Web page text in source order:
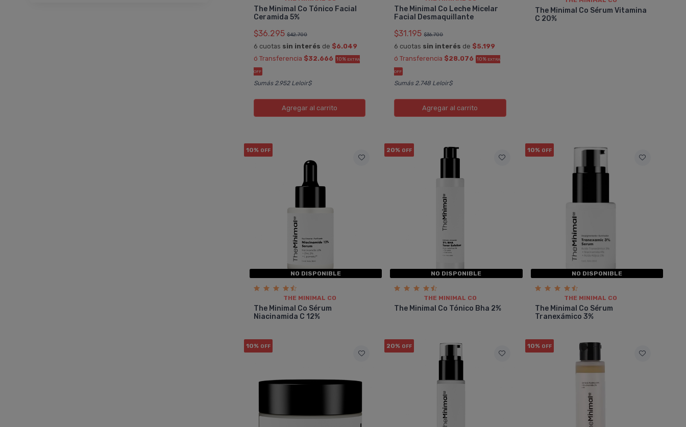
The Minimal Co Tónico Facial
Ceramida 5%
$36.295 $42.700
6 cuotas sin interés de $6.049
ó Transferencia $32.666 10% EXTRA
OFF
Sumás 2.952 Leloir$
Agregar al carrito
The Minimal Co Leche Micelar
Facial Desmaquillante
$31.195 $36.700
6 cuotas sin interés de $5.199
ó Transferencia $28.076 10% EXTRA
OFF
Sumás 2.748 Leloir$
Agregar al carrito
The Minimal Co Sérum Vitamina
C 20%
10% OFF
NO DISPONIBLE
THE MINIMAL CO
The Minimal Co Sérum
Niacinamida C 12%
20% OFF
NO DISPONIBLE
THE MINIMAL CO
The Minimal Co Tónico Bha 2%
10% OFF
NO DISPONIBLE
THE MINIMAL CO
The Minimal Co Sérum
Tranexámico 3%
10% OFF 20% OFF 10% OFF